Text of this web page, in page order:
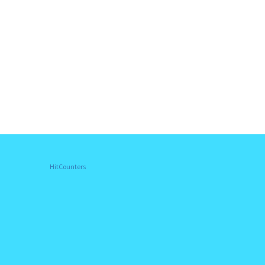
HitCounters